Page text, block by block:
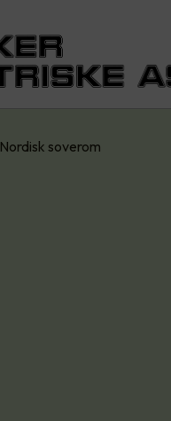
Nordisk soverom